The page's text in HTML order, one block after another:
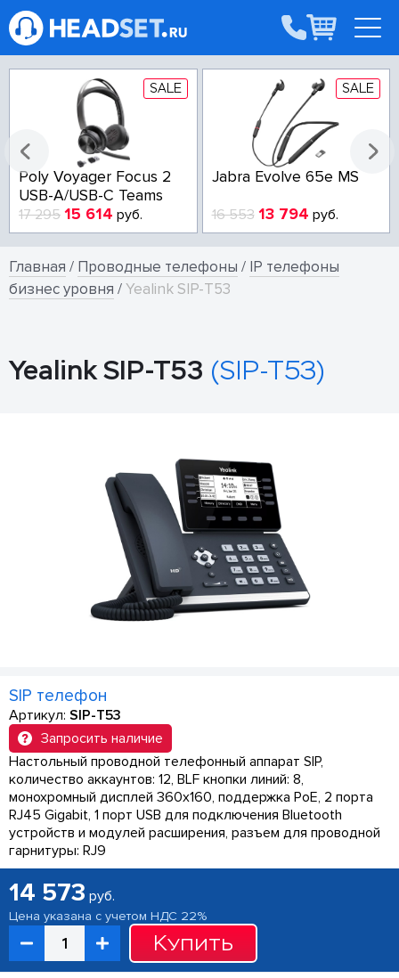
SALE
Poly Voyager Focus 2
USB-A/USB-C Teams
17 295 15 614 руб.
SALE
Jabra Evolve 65e MS
16 553 13 794 руб.
Главная / Проводные телефоны / IP телефоны
бизнес уровня /Yealink SIP-T53
Yealink SIP-T53 (SIP-T53)
SIP телефон
Артикул: SIP-T53
Запросить наличие
Настольный проводной телефонный аппарат SIP,
количество аккаунтов: 12, BLF кнопки линий: 8,
монохромный дисплей 360х160, поддержка PoE, 2 порта
RJ45 Gigabit, 1 порт USB для подключения Bluetooth
устройств и модулей расширения, разъем для проводной
гарнитуры: RJ9
14 573 руб.
Цена указана с учетом НДС 22%
Купить